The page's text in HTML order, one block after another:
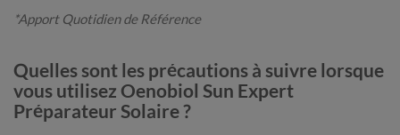
*Apport Quotidien de Référence
Quelles sont les précautions à suivre lorsque
vous utilisez Oenobiol Sun Expert
Préparateur Solaire ?